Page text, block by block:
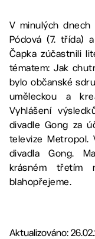
V minulých dnech
Pódová (7. třída)
Čapka zúčastnili
tématem: Jak
bylo občanské
uměleckou a
Vyhlášení
divadle Gong za
televize Metropol.
divadla Gong.
krásném
blahopřejeme.
Aktualizováno: